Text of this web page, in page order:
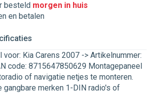
besteld morgen in huis
en betalen
voor: Kia Carens 2007 -> Artikelnummer:
code: 8715647850629 Montagepaneel
of navigatie netjes te monteren.
gangbare merken 1-DIN radio's of